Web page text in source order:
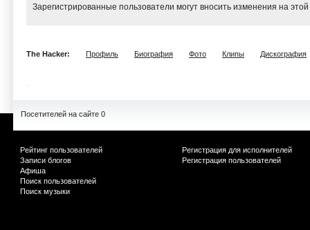
Зарегистрированные пользователи могут вносить изменения на
The Hacker: Профиль Биография Фото Клипы Дискография
Посетителей на сайте 0
Рейтинг пользователей
Записи блогов
Афиша
Поиск пользователей
Поиск музыки
Регистрация для исполнителей
Регистрация пользователей